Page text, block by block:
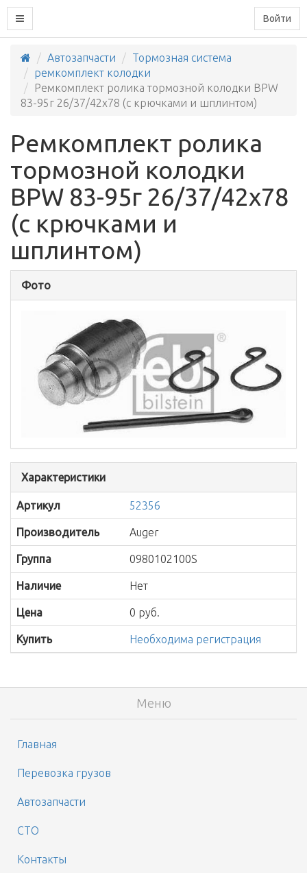
Войти
Автозапчасти
Тормозная система
ремкомплект колодки
Ремкомплект ролика тормозной колодки BPW
83-95г 26/37/42x78 (с крючками и шплинтом)
Ремкомплект ролика
тормозной колодки
BPW 83-95г 26/37/42x78
(с крючками и
шплинтом)
Фото
Характеристики
Артикул 52356
Производитель Auger
Группа 0980102100S
Наличие Нет
Цена 0 руб.
Купить Необходима регистрация
Меню
Главная
Перевозка грузов
Автозапчасти
СТО
Контакты